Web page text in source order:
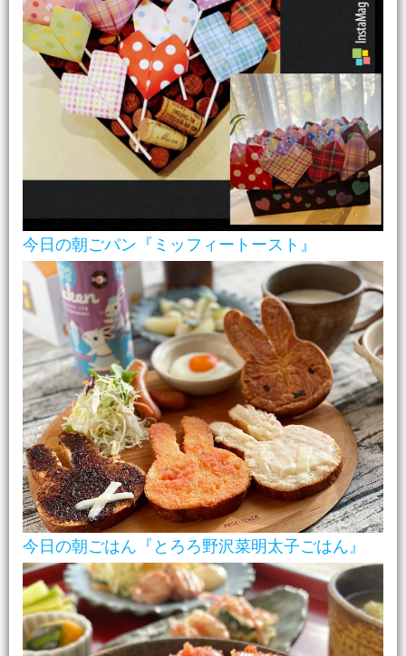
今日の朝ごパン『ミッフィートースト』
今日の朝ごはん『とろろ野沢菜明太子ごはん』